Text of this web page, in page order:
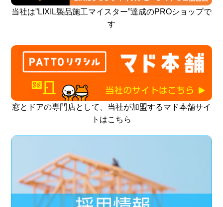
当社は”LIXIL製品施工マイスター”達成のPROショップで
す
窓とドアの専門店として、当社が加盟するマド本舗サイ
トはこちら